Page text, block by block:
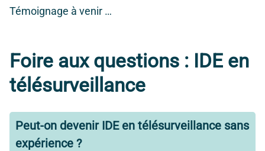
Témoignage à venir …
Foire aux questions : IDE en
télésurveillance
Peut-on devenir IDE en télésurveillance sans
expérience ?